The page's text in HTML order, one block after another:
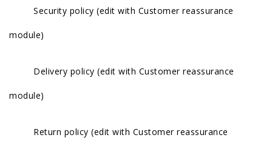
Security policy (edit with Customer reassurance
module)
Delivery policy (edit with Customer reassurance
module)
Return policy (edit with Customer reassurance